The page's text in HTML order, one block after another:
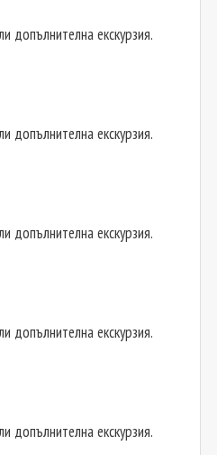
допълнителна екскурзия.
допълнителна екскурзия.
допълнителна екскурзия.
допълнителна екскурзия.
допълнителна екскурзия.